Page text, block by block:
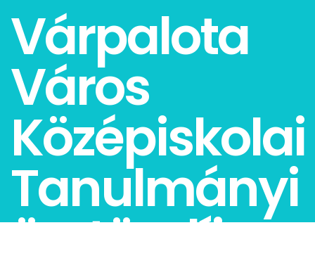
Várpalota
Város
Középiskolai
Tanulmányi
ösztöndíja